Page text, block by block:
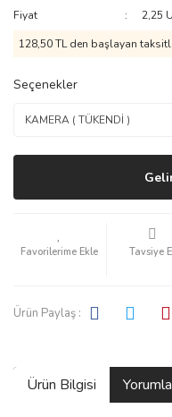
Fiyat
2,25
128,50 TL den başlayan
Seçenekler
Tavsiye
Ürün Paylaş :
Ürün Bilgisi